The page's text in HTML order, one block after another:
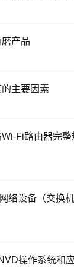
产品
主要因素
Fi路由器完
络设备（交换
操作系统和